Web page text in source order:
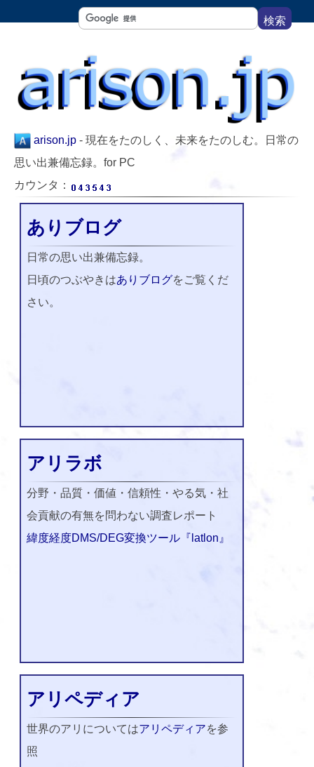
arison.jp - 現在をたのしく、未来をたのしむ。日常の
思い出兼備忘録。for PC
カウンタ：
ありブログ
日常の思い出兼備忘録。
日頃のつぶやきはありブログをご覧くだ
さい。
アリラボ
分野・品質・価値・信頼性・やる気・社
会貢献の有無を問わない調査レポート
緯度経度DMS/DEG変換ツール『latlon』
アリペディア
世界のアリについてはアリペディアを参
照